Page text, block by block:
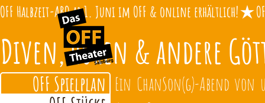
OFF Halbzeit-ABO ab 1. Juni im OFF & online erhältlich!
Diven, Huren & andere
Ein ChanSon(g)-Abend
OFF Spielplan